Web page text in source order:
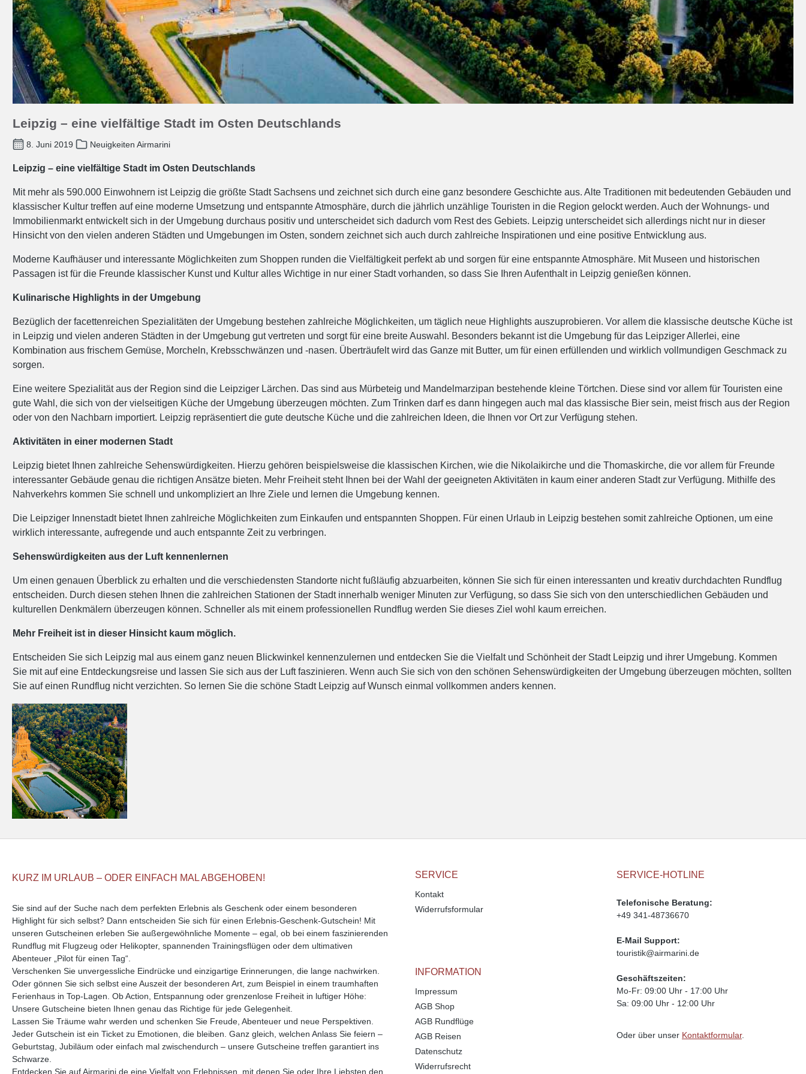
Leipzig – eine vielfältige Stadt im Osten Deutschlands
8. Juni 2019 Neuigkeiten Airmarini
Leipzig – eine vielfältige Stadt im Osten Deutschlands
Mit mehr als 590.000 Einwohnern ist Leipzig die größte Stadt Sachsens und zeichnet sich durch eine ganz besondere Geschichte aus. Alte Traditionen mit bedeutenden Gebäuden und
klassischer Kultur treffen auf eine moderne Umsetzung und entspannte Atmosphäre, durch die jährlich unzählige Touristen in die Region gelockt werden. Auch der Wohnungs- und
Immobilienmarkt entwickelt sich in der Umgebung durchaus positiv und unterscheidet sich dadurch vom Rest des Gebiets. Leipzig unterscheidet sich allerdings nicht nur in dieser
Hinsicht von den vielen anderen Städten und Umgebungen im Osten, sondern zeichnet sich auch durch zahlreiche Inspirationen und eine positive Entwicklung aus.
Moderne Kaufhäuser und interessante Möglichkeiten zum Shoppen runden die Vielfältigkeit perfekt ab und sorgen für eine entspannte Atmosphäre. Mit Museen und historischen
Passagen ist für die Freunde klassischer Kunst und Kultur alles Wichtige in nur einer Stadt vorhanden, so dass Sie Ihren Aufenthalt in Leipzig genießen können.
Kulinarische Highlights in der Umgebung
Bezüglich der facettenreichen Spezialitäten der Umgebung bestehen zahlreiche Möglichkeiten, um täglich neue Highlights auszuprobieren. Vor allem die klassische deutsche Küche ist
in Leipzig und vielen anderen Städten in der Umgebung gut vertreten und sorgt für eine breite Auswahl. Besonders bekannt ist die Umgebung für das Leipziger Allerlei, eine
Kombination aus frischem Gemüse, Morcheln, Krebsschwänzen und -nasen. Überträufelt wird das Ganze mit Butter, um für einen erfüllenden und wirklich vollmundigen Geschmack zu
sorgen.
Eine weitere Spezialität aus der Region sind die Leipziger Lärchen. Das sind aus Mürbeteig und Mandelmarzipan bestehende kleine Törtchen. Diese sind vor allem für Touristen eine
gute Wahl, die sich von der vielseitigen Küche der Umgebung überzeugen möchten. Zum Trinken darf es dann hingegen auch mal das klassische Bier sein, meist frisch aus der Region
oder von den Nachbarn importiert. Leipzig repräsentiert die gute deutsche Küche und die zahlreichen Ideen, die Ihnen vor Ort zur Verfügung stehen.
Aktivitäten in einer modernen Stadt
Leipzig bietet Ihnen zahlreiche Sehenswürdigkeiten. Hierzu gehören beispielsweise die klassischen Kirchen, wie die Nikolaikirche und die Thomaskirche, die vor allem für Freunde
interessanter Gebäude genau die richtigen Ansätze bieten. Mehr Freiheit steht Ihnen bei der Wahl der geeigneten Aktivitäten in kaum einer anderen Stadt zur Verfügung. Mithilfe des
Nahverkehrs kommen Sie schnell und unkompliziert an Ihre Ziele und lernen die Umgebung kennen.
Die Leipziger Innenstadt bietet Ihnen zahlreiche Möglichkeiten zum Einkaufen und entspannten Shoppen. Für einen Urlaub in Leipzig bestehen somit zahlreiche Optionen, um eine
wirklich interessante, aufregende und auch entspannte Zeit zu verbringen.
Sehenswürdigkeiten aus der Luft kennenlernen
Um einen genauen Überblick zu erhalten und die verschiedensten Standorte nicht fußläufig abzuarbeiten, können Sie sich für einen interessanten und kreativ durchdachten Rundflug
entscheiden. Durch diesen stehen Ihnen die zahlreichen Stationen der Stadt innerhalb weniger Minuten zur Verfügung, so dass Sie sich von den unterschiedlichen Gebäuden und
kulturellen Denkmälern überzeugen können. Schneller als mit einem professionellen Rundflug werden Sie dieses Ziel wohl kaum erreichen.
Mehr Freiheit ist in dieser Hinsicht kaum möglich.
Entscheiden Sie sich Leipzig mal aus einem ganz neuen Blickwinkel kennenzulernen und entdecken Sie die Vielfalt und Schönheit der Stadt Leipzig und ihrer Umgebung. Kommen
Sie mit auf eine Entdeckungsreise und lassen Sie sich aus der Luft faszinieren. Wenn auch Sie sich von den schönen Sehenswürdigkeiten der Umgebung überzeugen möchten, sollten
Sie auf einen Rundflug nicht verzichten. So lernen Sie die schöne Stadt Leipzig auf Wunsch einmal vollkommen anders kennen.
KURZ IM URLAUB – ODER EINFACH MAL ABGEHOBEN!
Sie sind auf der Suche nach dem perfekten Erlebnis als Geschenk oder einem besonderen
Highlight für sich selbst? Dann entscheiden Sie sich für einen Erlebnis-Geschenk-Gutschein! Mit
unseren Gutscheinen erleben Sie außergewöhnliche Momente – egal, ob bei einem faszinierenden
Rundflug mit Flugzeug oder Helikopter, spannenden Trainingsflügen oder dem ultimativen
Abenteuer „Pilot für einen Tag“.
Verschenken Sie unvergessliche Eindrücke und einzigartige Erinnerungen, die lange nachwirken.
Oder gönnen Sie sich selbst eine Auszeit der besonderen Art, zum Beispiel in einem traumhaften
Ferienhaus in Top-Lagen. Ob Action, Entspannung oder grenzenlose Freiheit in luftiger Höhe:
Unsere Gutscheine bieten Ihnen genau das Richtige für jede Gelegenheit.
Lassen Sie Träume wahr werden und schenken Sie Freude, Abenteuer und neue Perspektiven.
Jeder Gutschein ist ein Ticket zu Emotionen, die bleiben. Ganz gleich, welchen Anlass Sie feiern –
Geburtstag, Jubiläum oder einfach mal zwischendurch – unsere Gutscheine treffen garantiert ins
Schwarze.
Entdecken Sie auf Airmarini.de eine Vielfalt von Erlebnissen, mit denen Sie oder Ihre Liebsten den
SERVICE
Kontakt
Widerrufsformular
INFORMATION
Impressum
AGB Shop
AGB Rundflüge
AGB Reisen
Datenschutz
Widerrufsrecht
SERVICE-HOTLINE
Telefonische Beratung:
+49 341-48736670
E-Mail Support:
touristik@airmarini.de
Geschäftszeiten:
Mo-Fr: 09:00 Uhr - 17:00 Uhr
Sa: 09:00 Uhr - 12:00 Uhr
Oder über unser Kontaktformular.